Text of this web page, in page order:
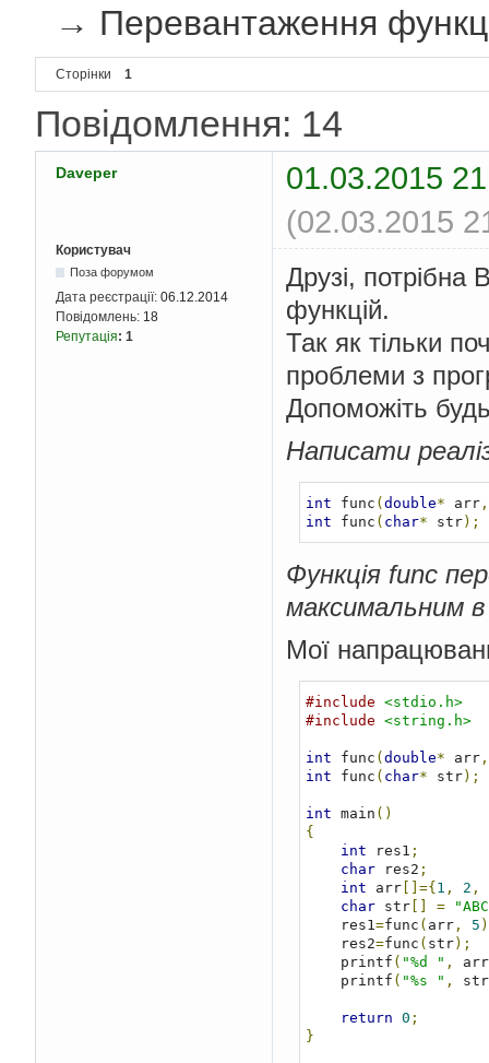
→ Перевантаження
Сторінки 1
Повідомлення: 14
Daveper
01.03.2015
(02.03.2015
Користувач
Поза форумом
Дата реєстрації: 06.12.2014
Повідомлень: 18
Репутація: 1
Друзі,
функцій.
Так як тільки
проблеми з
Допоможіть
Написати
int func ( double* arr,
int func ( char* str);
Функція func
максимальним
Мої
#include <stdio.h>
#include <string.h>
int func ( double* arr,
int func ( char* str);
int main ()
{
int res1 ;
char res2 ;
int arr[]={ 1 , 2 ,
char str[] =
    res1
=func ( arr, 5
    res2
=func ( str);
    printf
( "%d " , arr
    printf
( "%s " , str
return 0 ;
}